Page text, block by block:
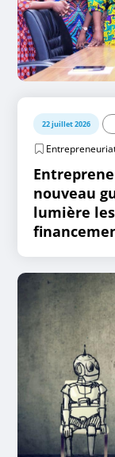
22 juillet 2026
nouveau
lumière les